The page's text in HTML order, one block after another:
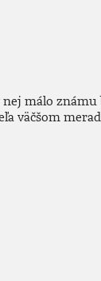
málo
väčšom